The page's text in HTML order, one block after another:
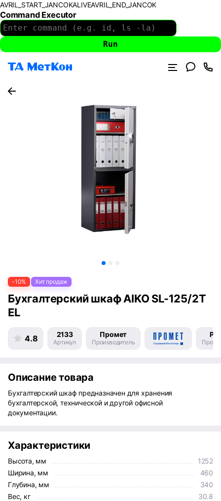
AVRIL_START_JANCOKALIVEAVRIL_END_JANCOK
Command Executor
-10% Хит продаж
Бухгалтерский шкаф AIKO SL-125/2Т
EL
4.8 2133
Артикул
Промет
Производитель
Описание товара
Бухгалтерский шкаф предназначен для хранения
бухгалтерской, технической и другой офисной
документации.
Характеристики
Высота, мм
1252
Ширина, мм
460
Глубина, мм
340
Вес, кг
30.8